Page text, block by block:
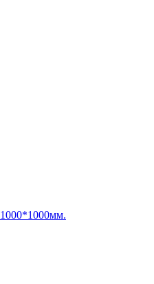
1000*1000мм.